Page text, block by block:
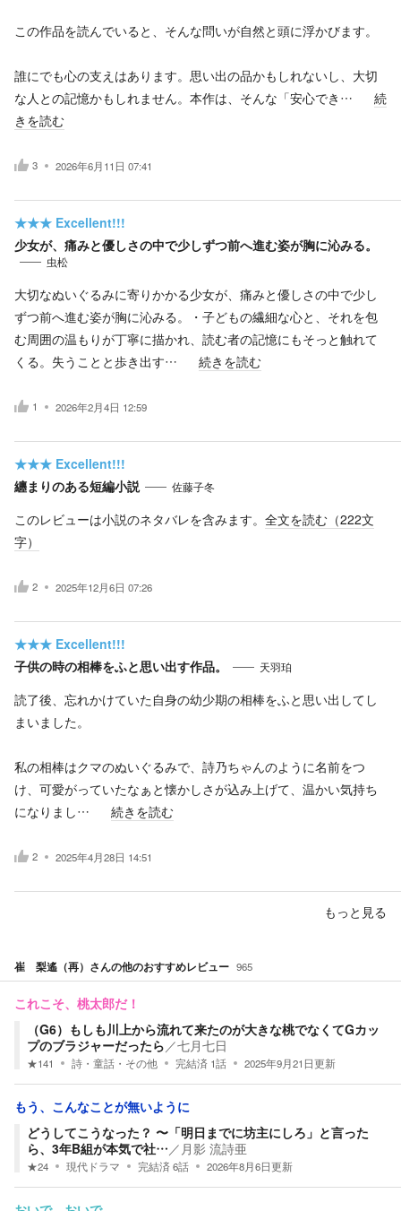
この作品を読んでいると、そんな問いが自然と頭に浮かびます。
誰にでも心の支えはあります。思い出の品かもしれないし、大切
な人との記憶かもしれません。本作は、そんな「安心でき…
続
きを読む
3 2026年6月11日 07:41
★★★ Excellent!!!
少女が、痛みと優しさの中で少しずつ前へ進む姿が胸に沁みる。
虫松
大切なぬいぐるみに寄りかかる少女が、痛みと優しさの中で少し
ずつ前へ進む姿が胸に沁みる。・子どもの繊細な心と、それを包
む周囲の温もりが丁寧に描かれ、読む者の記憶にもそっと触れて
くる。失うことと歩き出す…
続きを読む
1 2026年2月4日 12:59
★★★ Excellent!!!
纏まりのある短編小説
佐藤子冬
このレビューは小説のネタバレを含みます。 全文を読む（222文
字）
2 2025年12月6日 07:26
★★★ Excellent!!!
子供の時の相棒をふと思い出す作品。
天羽珀
読了後、忘れかけていた自身の幼少期の相棒をふと思い出してし
まいました。
私の相棒はクマのぬいぐるみで、詩乃ちゃんのように名前をつ
け、可愛がっていたなぁと懐かしさが込み上げて、温かい気持ち
になりまし…
続きを読む
2 2025年4月28日 14:51
もっと見る
崔 梨遙（再） さんの他のおすすめレビュー 965
これこそ、桃太郎だ！
（G6）もしも川上から流れて来たのが大きな桃でなくてGカッ
プのブラジャーだったら ／七月七日
★141 詩・童話・その他 完結済 1話 2025年9月21日更新
もう、こんなことが無いように
どうしてこうなった？ 〜「明日までに坊主にしろ」と言った
ら、3年B組が本気で社… ／ 月影 流詩亜
★24 現代ドラマ 完結済6話 2026年8月6日更新